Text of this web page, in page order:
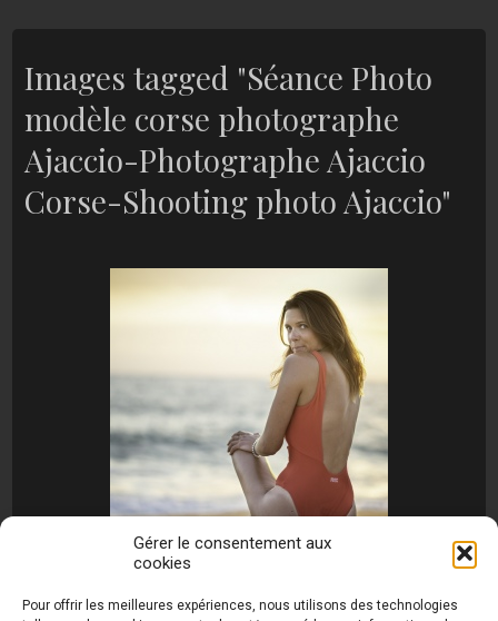
Gérer le consentement aux
cookies
Pour offrir les meilleures expériences, nous utilisons des technologies
Images tagged "Séance Photo
modèle corse photographe
Ajaccio-Photographe Ajaccio
Corse-Shooting photo Ajaccio"